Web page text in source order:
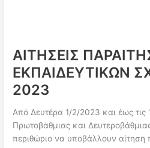
ΑΙΤΗΣΕΙΣ
ΕΚΠΑΙΔΕΥΤΙΚΩΝ
2023
Από Δευτέρα 1/2/2023 και έως τις
Πρωτοβάθμιας και
περιθώριο να υποβάλλουν